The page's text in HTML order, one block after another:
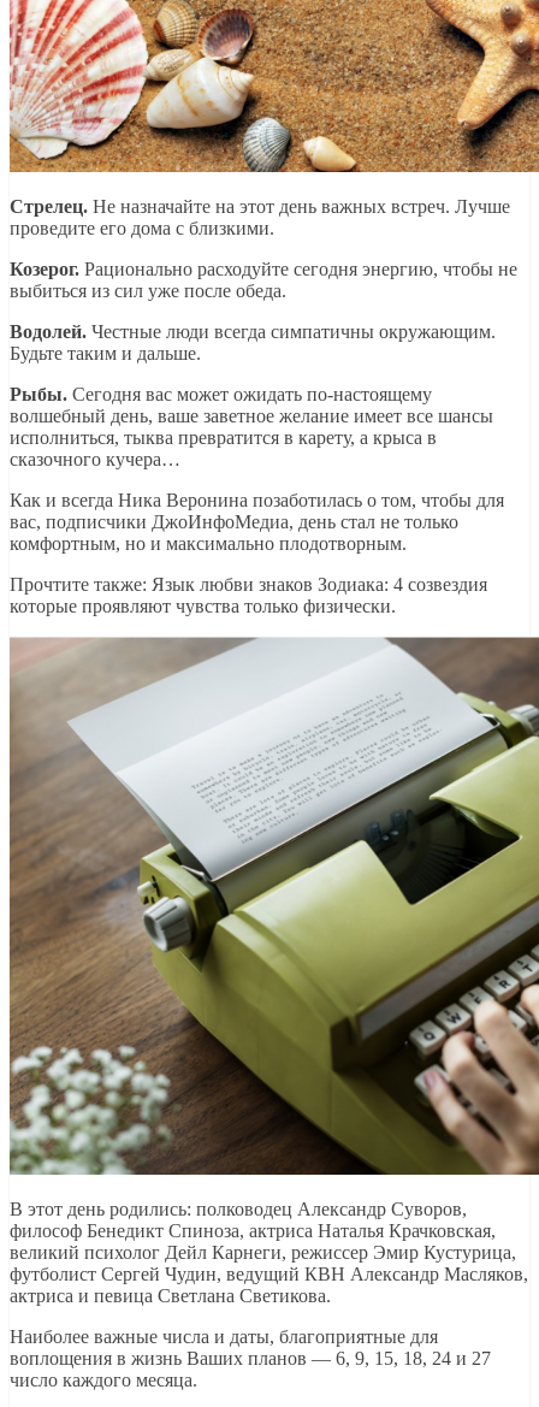
Стрелец. Не назначайте на этот день важных встреч. Лучше
проведите его дома с близкими.
Козерог. Рационально расходуйте сегодня энергию, чтобы не
выбиться из сил уже после обеда.
Водолей. Честные люди всегда симпатичны окружающим.
Будьте таким и дальше.
Рыбы. Сегодня вас может ожидать по-настоящему
волшебный день, ваше заветное желание имеет все шансы
исполниться, тыква превратится в карету, а крыса в
сказочного кучера…
Как и всегда Ника Веронина позаботилась о том, чтобы для
вас, подписчики ДжоИнфоМедиа, день стал не только
комфортным, но и максимально плодотворным.
Прочтите также: Язык любви знаков Зодиака: 4 созвездия
которые проявляют чувства только физически.
В этот день родились: полководец Александр Суворов,
философ Бенедикт Спиноза, актриса Наталья Крачковская,
великий психолог Дейл Карнеги, режиссер Эмир Кустурица,
футболист Сергей Чудин, ведущий КВН Александр Масляков,
актриса и певица Светлана Светикова.
Наиболее важные числа и даты, благоприятные для
воплощения в жизнь Ваших планов — 6, 9, 15, 18, 24 и 27
число каждого месяца.